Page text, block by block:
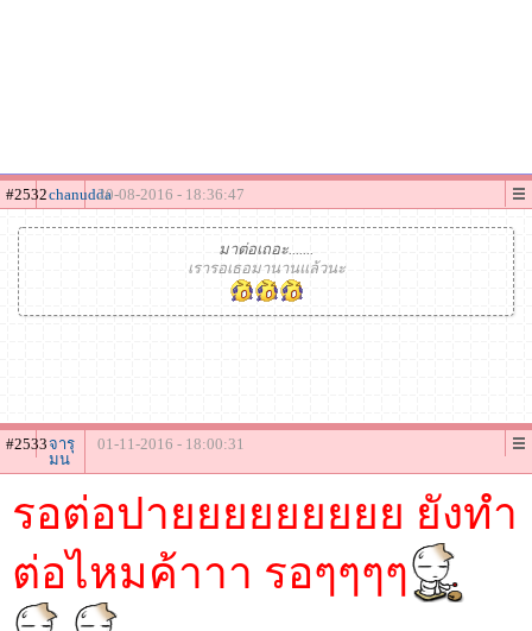
#2532chanudda20-08-2016 - 18:36:47
มาต่อเถอะ.......
เรารอเธอมานานแล้วนะ
#2533จารุ
มน
01-11-2016 - 18:00:31
รอต่อปายยยยยยยยย ยังทำ
ต่อไหมค้าาา รอๆๆๆๆ